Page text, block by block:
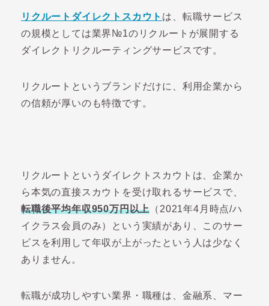
リクルートダイレクトスカウト は、転職サービス
の規模としては業界№1のリクルートが展開する
ダイレクトリクルーティングサービスです。
リクルートというブランドだけに、利用企業から
の信頼が厚いのも特徴です。
リクルートというダイレクトスカウトは、企業か
ら本気の直接スカウトを受け取れるサービスで、
転職後平均年収950万円以上 （2021年4月時点/ハ
イクラス会員のみ）という実績があり、このサー
ビスを利用して年収が上がったという人は少なく
ありません。
転職が成功しやすい業界・職種は、金融系、マー